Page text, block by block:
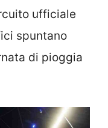
ufficiale
spuntano
di pioggia